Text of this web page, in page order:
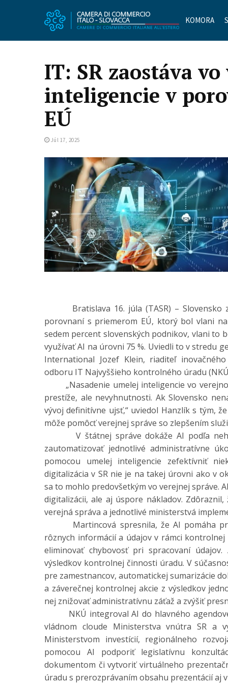
KOMORA
IT: SR zaostáva
inteligencie v
EÚ
Júl 17, 2025
Bratislava 16. júla (TASR) – Slovensko
porovnaní s priemerom EÚ, ktorý bol vlani
sedem percent slovenských podnikov, vlani to
využívať AI na úrovni 75 %. Uviedli to v stredu
International Jozef Klein, riaditeľ
odboru IT Najvyššieho kontrolného úradu
„Nasadenie umelej inteligencie vo
prestíže, ale nevyhnutnosti. Ak Slovensko
vývoj definitívne ujsť,“ uviedol Hanzlík s tým,
môže pomôcť verejnej správe so zlepšením
V štátnej správe dokáže AI podľa neho
zautomatizovať jednotlivé administratívne
pomocou umelej inteligencie zefektívniť
digitalizácia v SR nie je na takej úrovni ako v
sa to mohlo predovšetkým vo verejnej správe.
digitalizácii, ale aj úspore nákladov.
verejná správa a jednotlivé ministerstvá
Martincová spresnila, že AI pomáha
rôznych informácií a údajov v rámci
eliminovať chybovosť pri spracovaní
výsledkov kontrolnej činnosti úradu. V
pre zamestnancov, automatickej sumarizácie
a záverečnej kontrolnej akcie z výsledkov
nej znižovať administratívnu záťaž a zvýšiť
NKÚ integroval AI do hlavného
vládnom cloude Ministerstva vnútra SR a
Ministerstvom investícií, regionálneho
pomocou AI podporiť legislatívnu
dokumentom či vytvoriť virtuálneho
úradu s prerozprávaním obsahu prezentácií aj